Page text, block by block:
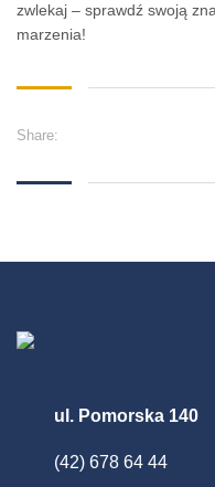
zwlekaj – sprawdź swoją
marzenia!
Share:
ul. Pomorska 140
(42) 678 64 44